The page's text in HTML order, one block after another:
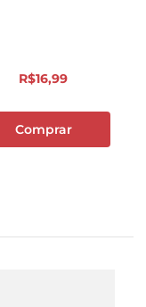
R$16,99
Comprar